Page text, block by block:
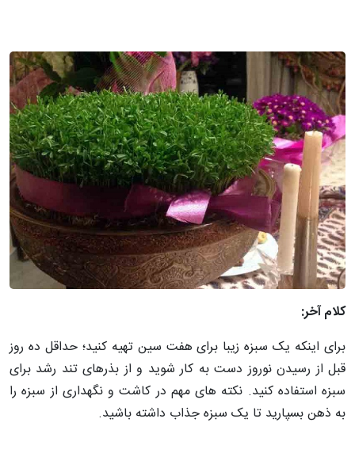
کلام آخر:
برای اینکه یک سبزه زیبا برای هفت سین تهیه کنید؛ حداقل ده روز
قبل از رسیدن نوروز دست به کار شوید و از بذرهای تند رشد برای
سبزه استفاده کنید. نکته ­های مهم در کاشت و نگهداری از سبزه را
به ذهن بسپارید تا یک سبزه جذاب داشته باشید.